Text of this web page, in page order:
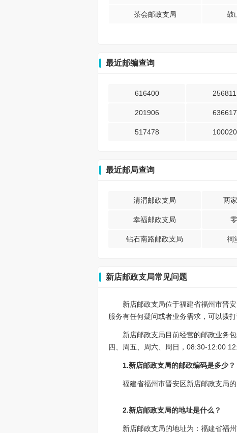
茶会邮政支局 鼓
最近邮编查询
616400 256811
201906 636617
517478 100020
最近邮局查询
清渭邮政支局 两
幸福邮政支局
钻石南路邮政支局 祠
新店邮政支局常见问题
新店邮政支局位于福建省福州市晋
服务有任何疑问或者业务需求，可以拨
新店邮政支局目前经营的邮政业务
四、周五、周六、周日，08:30-12:00
1.新店邮政支局的邮政编码是多少？
福建省福州市晋安区新店邮政支局
2.新店邮政支局的地址是什么？
新店邮政支局的地址为：福建省福